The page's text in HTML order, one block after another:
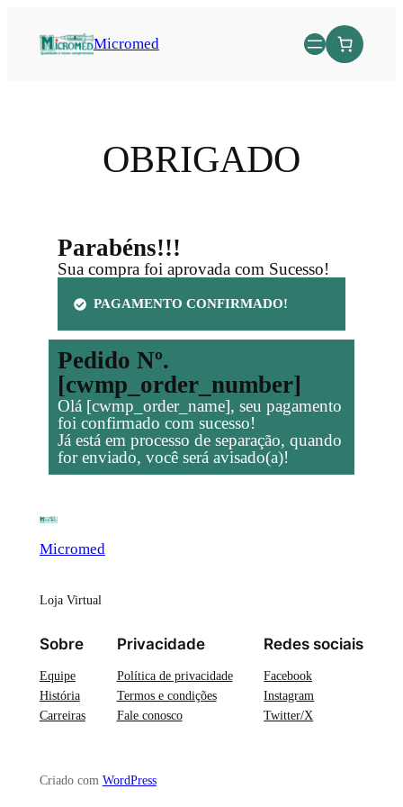
Micromed
OBRIGADO
Parabéns!!!
Sua compra foi aprovada com Sucesso!
PAGAMENTO CONFIRMADO!
Pedido Nº.
[cwmp_order_number]
Olá [cwmp_order_name], seu pagamento
foi confirmado com sucesso!
Já está em processo de separação, quando
for enviado, você será avisado(a)!
Micromed
Loja Virtual
Sobre
Equipe
História
Carreiras
Privacidade
Política de privacidade
Termos e condições
Fale conosco
Redes sociais
Facebook
Instagram
Twitter/X
Criado com WordPress